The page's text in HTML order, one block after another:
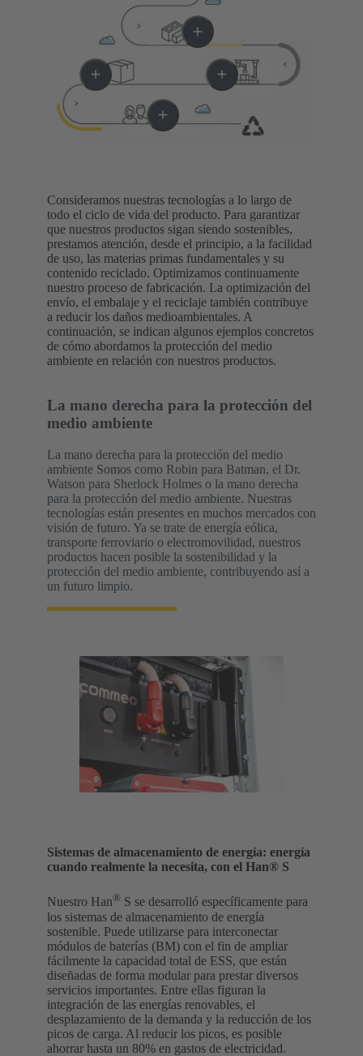
Consideramos nuestras tecnologías a lo largo de
todo el ciclo de vida del producto. Para garantizar
que nuestros productos sigan siendo sostenibles,
prestamos atención, desde el principio, a la facilidad
de uso, las materias primas fundamentales y su
contenido reciclado. Optimizamos continuamente
nuestro proceso de fabricación. La optimización del
envío, el embalaje y el reciclaje también contribuye
a reducir los daños medioambientales. A
continuación, se indican algunos ejemplos concretos
de cómo abordamos la protección del medio
ambiente en relación con nuestros productos.
La mano derecha para la protección del
medio ambiente
La mano derecha para la protección del medio
ambiente Somos como Robin para Batman, el Dr.
Watson para Sherlock Holmes o la mano derecha
para la protección del medio ambiente. Nuestras
tecnologías están presentes en muchos mercados con
visión de futuro. Ya se trate de energía eólica,
transporte ferroviario o electromovilidad, nuestros
productos hacen posible la sostenibilidad y la
protección del medio ambiente, contribuyendo así a
un futuro limpio.
Sistemas de almacenamiento de energía: energía
cuando realmente la necesita, con el Han® S
Nuestro Han® S se desarrolló específicamente para
los sistemas de almacenamiento de energía
sostenible. Puede utilizarse para interconectar
módulos de baterías (BM) con el fin de ampliar
fácilmente la capacidad total de ESS, que están
diseñadas de forma modular para prestar diversos
servicios importantes. Entre ellas figuran la
integración de las energías renovables, el
desplazamiento de la demanda y la reducción de los
picos de carga. Al reducir los picos, es posible
ahorrar hasta un 80% en gastos de electricidad.